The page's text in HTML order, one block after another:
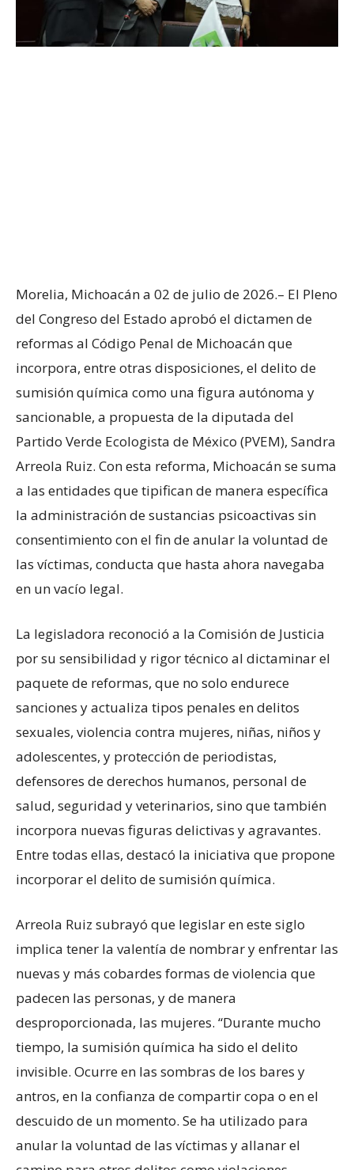
Morelia, Michoacán a 02 de julio de 2026.– El Pleno
del Congreso del Estado aprobó el dictamen de
reformas al Código Penal de Michoacán que
incorpora, entre otras disposiciones, el delito de
sumisión química como una figura autónoma y
sancionable, a propuesta de la diputada del
Partido Verde Ecologista de México (PVEM), Sandra
Arreola Ruiz. Con esta reforma, Michoacán se suma
a las entidades que tipifican de manera específica
la administración de sustancias psicoactivas sin
consentimiento con el fin de anular la voluntad de
las víctimas, conducta que hasta ahora navegaba
en un vacío legal.
La legisladora reconoció a la Comisión de Justicia
por su sensibilidad y rigor técnico al dictaminar el
paquete de reformas, que no solo endurece
sanciones y actualiza tipos penales en delitos
sexuales, violencia contra mujeres, niñas, niños y
adolescentes, y protección de periodistas,
defensores de derechos humanos, personal de
salud, seguridad y veterinarios, sino que también
incorpora nuevas figuras delictivas y agravantes.
Entre todas ellas, destacó la iniciativa que propone
incorporar el delito de sumisión química.
Arreola Ruiz subrayó que legislar en este siglo
implica tener la valentía de nombrar y enfrentar las
nuevas y más cobardes formas de violencia que
padecen las personas, y de manera
desproporcionada, las mujeres. “Durante mucho
tiempo, la sumisión química ha sido el delito
invisible. Ocurre en las sombras de los bares y
antros, en la confianza de compartir copa o en el
descuido de un momento. Se ha utilizado para
anular la voluntad de las víctimas y allanar el